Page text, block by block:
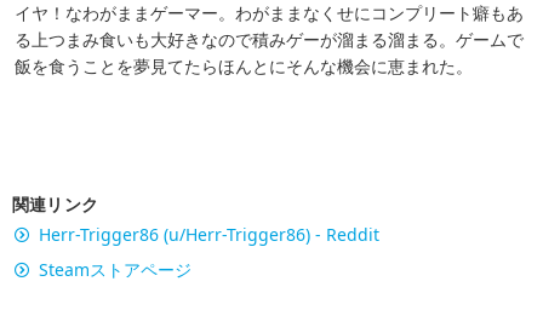
イヤ！なわがままゲーマー。わがままなくせにコンプリート癖もあ
る上つまみ食いも大好きなので積みゲーが溜まる溜まる。ゲームで
飯を食うことを夢見てたらほんとにそんな機会に恵まれた。
関連リンク
Herr-Trigger86 (u/Herr-Trigger86) - Reddit
Steamストアページ